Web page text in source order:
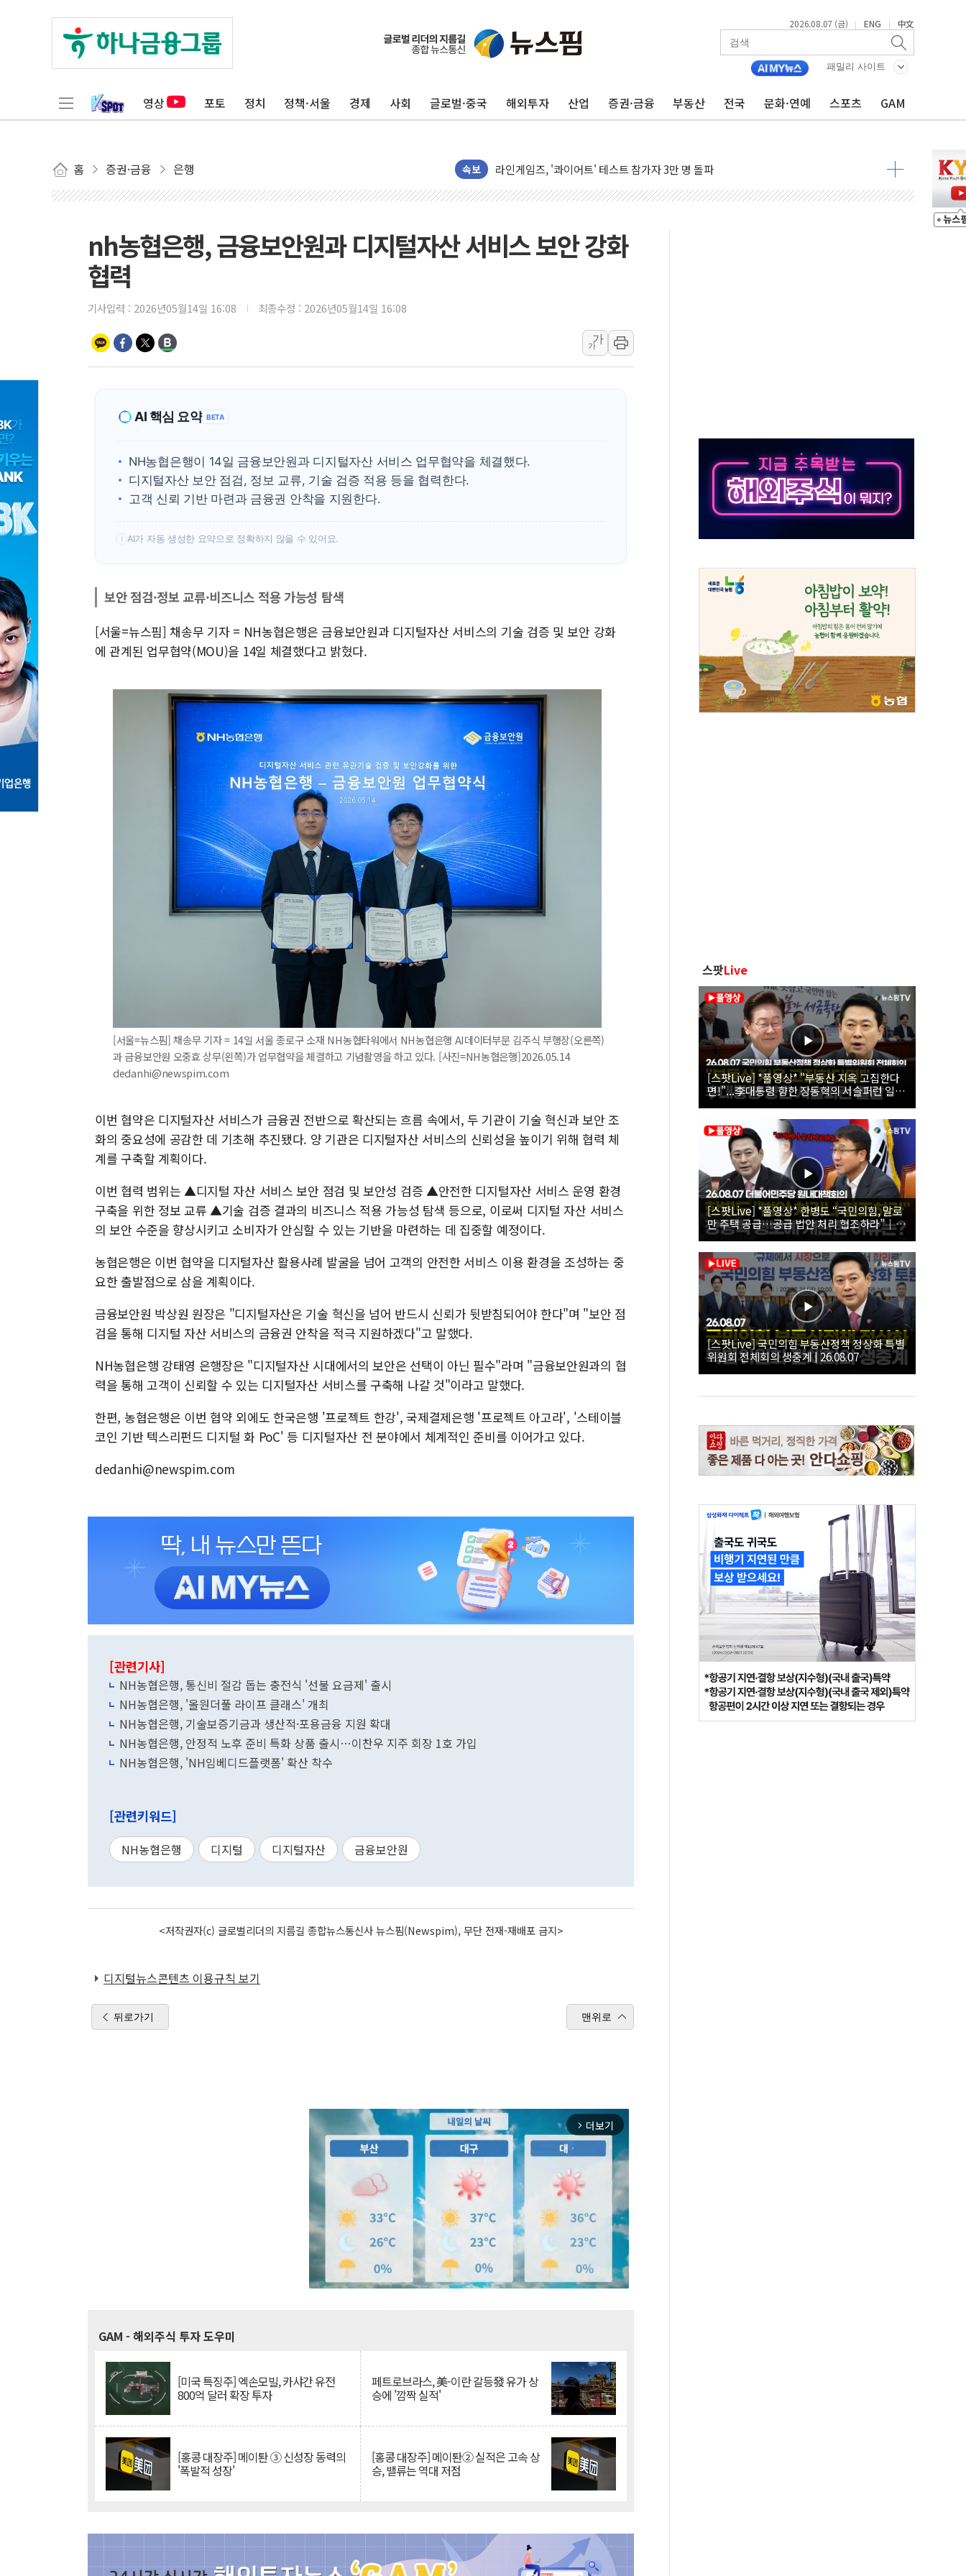
2026.08.07 (금) | ENG | 中文
패밀리 사이트
영상 포토 정치 정책·서울 경제 사회 글로벌·중국 해외투자 산업 증권·금융 부동산 전국 문화·연예 스포츠 GAM
홈 증권·금융 은행 속보
국민의힘 윤리위, '부산 돌려차기 발언' 논란 서범수·진종오 징계절차 개시
수박으로 여름 나는 하마
캠코, 5918억원 규모 압류재산 1506건 공매
[시승기] 공간·승차감 잡은 볼보 EX90…'올 터치'는 호불호
한미 법카 제보자 "신동국과 무관…자료는 전·현직 직원으로부터 확보"
라인게임즈, '콰이어트' 테스트 참가자 3만 명 돌파
KTis, 02-114로 카카오 T 택시 호출 서비스
해군1함대 '창설 80주년' 기념식...지역축제 '불금전파, 송정'과 상생
원주시, 첨단의료복합단지 지정 준비 본격화…'AI 데이터 기반 메디테크 혁신허브' 구상
삼척시, 무건리 이끼폭포 생태탐방로 출입 통제
임동원 전 장관과 대화 나누는 정동영 통일부 장관
nh농협은행, 금융보안원과 디지털자산 서비스 보안 강화
협력
기사입력 : 2026년05월14일 16:08 최종수정 : 2026년05월14일 16:08
가
가
AI 핵심 요약 BETA
NH농협은행이 14일 금융보안원과 디지털자산 서비스 업무협약을 체결했다.
디지털자산 보안 점검, 정보 교류, 기술 검증 적용 등을 협력한다.
고객 신뢰 기반 마련과 금융권 안착을 지원한다.
! AI가 자동 생성한 요약으로 정확하지 않을 수 있어요.
보안 점검·정보 교류·비즈니스 적용 가능성 탐색
[서울=뉴스핌] 채송무 기자 = NH농협은행은 금융보안원과 디지털자산 서비스의 기술 검증 및 보안 강화
에 관계된 업무협약(MOU)을 14일 체결했다고 밝혔다.
[서울=뉴스핌] 채송무 기자 = 14일 서울 종로구 소재 NH농협타워에서 NH농협은행 AI데이터부문 김주식 부행장(오른쪽)
과 금융보안원 오중효 상무(왼쪽)가 업무협약을 체결하고 기념촬영을 하고 있다. [사진=NH농협은행]2026.05.14
dedanhi@newspim.com
이번 협약은 디지털자산 서비스가 금융권 전반으로 확산되는 흐름 속에서, 두 기관이 기술 혁신과 보안 조
화의 중요성에 공감한 데 기초해 추진됐다. 양 기관은 디지털자산 서비스의 신뢰성을 높이기 위해 협력 체
계를 구축할 계획이다.
이번 협력 범위는 ▲디지털 자산 서비스 보안 점검 및 보안성 검증 ▲안전한 디지털자산 서비스 운영 환경
구축을 위한 정보 교류 ▲기술 검증 결과의 비즈니스 적용 가능성 탐색 등으로, 이로써 디지털 자산 서비스
의 보안 수준을 향상시키고 소비자가 안심할 수 있는 기반을 마련하는 데 집중할 예정이다.
농협은행은 이번 협약을 디지털자산 활용사례 발굴을 넘어 고객의 안전한 서비스 이용 환경을 조성하는 중
요한 출발점으로 삼을 계획이다.
금융보안원 박상원 원장은 "디지털자산은 기술 혁신을 넘어 반드시 신뢰가 뒷받침되어야 한다"며 "보안 점
검을 통해 디지털 자산 서비스의 금융권 안착을 적극 지원하겠다"고 말했다.
NH농협은행 강태영 은행장은 "디지털자산 시대에서의 보안은 선택이 아닌 필수"라며 "금융보안원과의 협
력을 통해 고객이 신뢰할 수 있는 디지털자산 서비스를 구축해 나갈 것"이라고 말했다.
한편, 농협은행은 이번 협약 외에도 한국은행 '프로젝트 한강', 국제결제은행 '프로젝트 아고라', '스테이블
코인 기반 텍스리펀드 디지털 화 PoC' 등 디지털자산 전 분야에서 체계적인 준비를 이어가고 있다.
dedanhi@newspim.com
[관련기사]
NH농협은행, 통신비 절감 돕는 충전식 '선불 요금제' 출시
NH농협은행, '올원더풀 라이프 클래스' 개최
NH농협은행, 기술보증기금과 생산적·포용금융 지원 확대
NH농협은행, 안정적 노후 준비 특화 상품 출시…이찬우 지주 회장 1호 가입
NH농협은행, 'NH임베디드플랫폼' 확산 착수
[관련키워드]
NH농협은행 디지털 디지털자산 금융보안원
<저작권자(c) 글로벌리더의 지름길 종합뉴스통신사 뉴스핌(Newspim), 무단 전재-재배포 금지>
디지털뉴스콘텐츠 이용규칙 보기
뒤로가기 맨위로
arrow_forward_ios 더보기
GAM - 해외주식 투자 도우미
[미국 특징주] 엑손모빌, 카샤간 유전
800억 달러 확장 투자
페트로브라스, 美-이란 갈등發 유가 상
승에 '깜짝 실적'
[홍콩 대장주] 메이퇀 ③ 신성장 동력의
'폭발적 성장'
[홍콩 대장주] 메이퇀② 실적은 고속 상
승, 밸류는 역대 저점
스팟Live
[스팟Live] *풀영상* "부동산 지옥 고집한다
면!"...李대통령 향한 장동혁의 서슬퍼런 일갈
| 26.08.07 국민의힘 부동산정책 정상화 특별
위원회 전체회의
[스팟Live] *풀영상* 한병도 “국민의힘, 말로
만 주택 공급…공급 법안 처리 협조하라”｜
26.08.07 더불어민주당 원내대책회의
[스팟Live] 국민의힘 부동산정책 정상화 특별
위원회 전체회의 생중계 | 26.08.07